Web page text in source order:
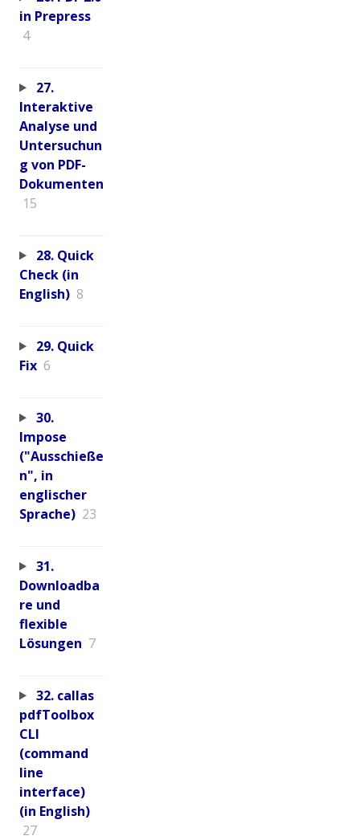
in Prepress
4
27.
Interaktive
Analyse und
Untersuchun
g von PDF-
Dokumenten
15
28. Quick
Check (in
English) 8
29. Quick
Fix 6
30.
Impose
("Ausschieße
n", in
englischer
Sprache) 23
31.
Downloadba
re und
flexible
Lösungen 7
32. callas
pdfToolbox
CLI
(command
line
interface)
(in English)
27